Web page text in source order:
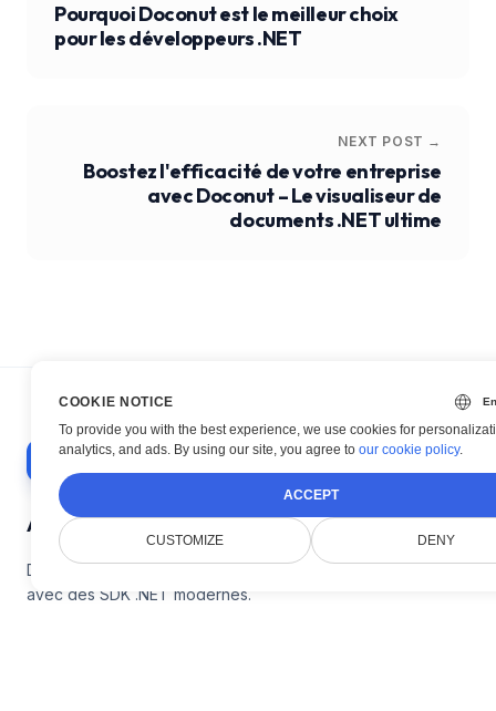
Pourquoi Doconut est le meilleur choix
pour les développeurs .NET
NEXT POST →
Boostez l'efficacité de votre entreprise
avec Doconut – Le visualiseur de
documents .NET ultime
À propos de nous
Doconut simplifie la gestion des documents
avec des SDK .NET modernes.
COOKIE NOTICE
To provide you with the best experience, we use cookies for
analytics, and ads. By using our site, you agree toour cookie policy.
ACCEPT
CUSTOMIZE DENY